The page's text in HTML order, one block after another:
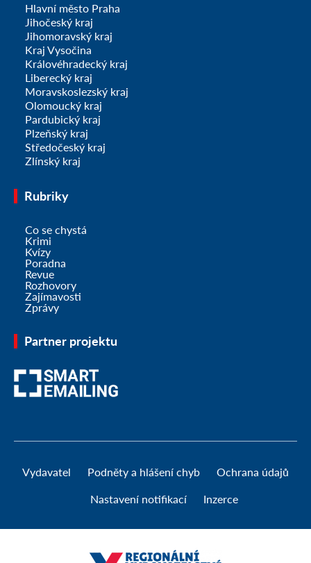
Hlavní město Praha
Jihočeský kraj
Jihomoravský kraj
Kraj Vysočina
Královéhradecký kraj
Liberecký kraj
Moravskoslezský kraj
Olomoucký kraj
Pardubický kraj
Plzeňský kraj
Středočeský kraj
Zlínský kraj
Rubriky
Co se chystá
Krimi
Kvízy
Poradna
Revue
Rozhovory
Zajímavosti
Zprávy
Partner projektu
Vydavatel Podněty a hlášení chyb Ochrana údajů
Nastavení notifikací Inzerce